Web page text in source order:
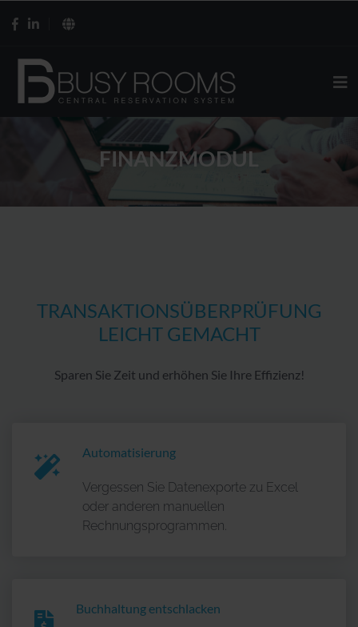
FINANZMODUL
TRANSAKTIONSÜBERPRÜFUNG
LEICHT GEMACHT
Sparen Sie Zeit und erhöhen Sie Ihre Effizienz!
Automatisierung
Vergessen Sie Datenexporte zu Excel
oder anderen manuellen
Rechnungsprogrammen.
Buchhaltung entschlacken